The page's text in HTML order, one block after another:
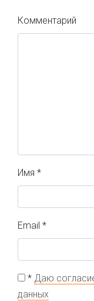
Комментарий
Имя *
Email *
* Даю
данных